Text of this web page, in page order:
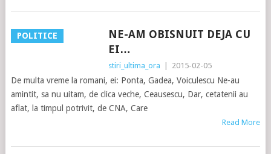
POLITICE
NE-AM OBISNUIT DEJA CU
EI…
stiri_ultima_ora 2015-02-05
De multa vreme la romani, ei: Ponta, Gadea, Voiculescu Ne-au
amintit, sa nu uitam, de clica veche, Ceausescu, Dar, cetatenii au
aflat, la timpul potrivit, de CNA, Care
Read More